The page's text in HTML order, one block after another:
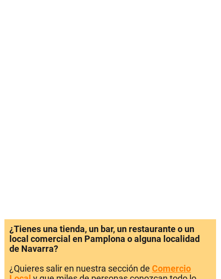
¿Tienes una tienda, un bar, un restaurante o un
local comercial en Pamplona o alguna localidad
de Navarra?
¿Quieres salir en nuestra sección de Comercio